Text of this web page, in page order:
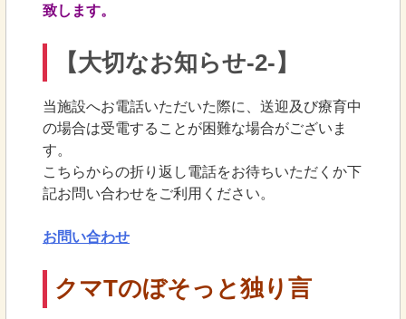
致します。
【大切なお知らせ-2-】
当施設へお電話いただいた際に、送迎及び療育中
の場合は受電することが困難な場合がございま
す。
こちらからの折り返し電話をお待ちいただくか下
記お問い合わせをご利用ください。
お問い合わせ
クマTのぼそっと独り言